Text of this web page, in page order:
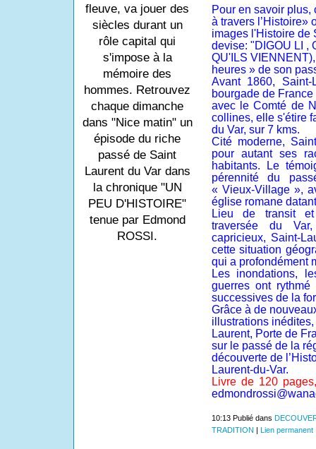
fleuve, va jouer des
siècles durant un
rôle capital qui
s'impose à la
mémoire des
hommes. Retrouvez
chaque dimanche
dans "Nice matin" un
épisode du riche
passé de Saint
Laurent du Var dans
la chronique "UN
PEU D'HISTOIRE"
tenue par Edmond
ROSSI.
Pour en savoir plus,
à travers l’Histoire»
images l'Histoire de
devise: "DIGOU LI ,
QU'ILS
heures » de son
Avant 1860, Saint-
bourgade de
avec le Comté de
collines, elle s'étire
du Var, sur 7 kms.
Cité moderne,
pour autant ses
habitants. Le
pérennité du
« Vieux-Village »,
église romane
Lieu de transit
traversée du
capricieux, Saint-
cette situation
qui a profondément
Les inondations,
guerres ont
successives de la
Grâce à de
illustrations
Laurent, Porte de
sur le passé de la
découverte de
Laurent-du-Var.
Livre de 120
10:13 Publié dans
TRADITION
Lien permanent